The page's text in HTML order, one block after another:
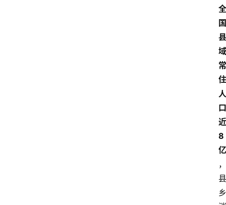
全
国
县
域
常
住
人
口
近
8
亿
，
县
乡